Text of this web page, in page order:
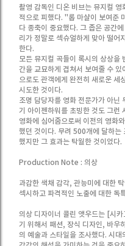
촬영 감독인 디온 비브는 뮤지컬
적으로 피했다. "롭 마샬이 보여준
다 종축이 중요했다. 그 좁은 공간
리가 정말로 섹슈얼하게 맞아 떨어
한다.
모든 뮤지컬 곡들이 록시의 상상을
간을 교묘하게 겹쳐서 보여줄 수
으로도 관객에게 완전히 새로운 세
시도한 것이다.
조명 담당자를 영화 전문가가 아닌
기 아이젠하워를 초빙한 것도 그런
영화에 심어줌으로써 이전의 영화
했던 것이다. 무려 500개에 달하는
했지만 그 효과는 탁월한 것이었다.
Production Note : 의상
과감한 색채 감각, 관능미에 대한
섹시하고 파격적인 노출에 대한 독
의상 디자이너 콜린 앳우드는 [시
기 위해서 패션, 장식 디자인, 바우
의 예술과 스타일을 조사했다. 시